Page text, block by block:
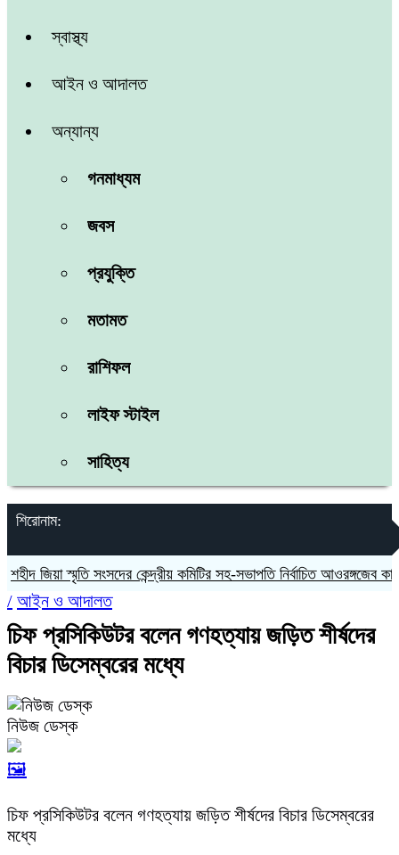
স্বাস্থ্য
আইন ও আদালত
অন্যান্য
গনমাধ্যম
জবস
প্রযুক্তি
মতামত
রাশিফল
লাইফ স্টাইল
সাহিত্য
শিরোনাম:
জিয়া স্মৃতি সংসদের কেন্দ্রীয় কমিটির সহ-সভাপতি নির্বাচিত আওরঙ্গজেব কামাল
/ আইন ও আদালত
চিফ প্রসিকিউটর বলেন গণহত্যায় জড়িত শীর্ষদের
বিচার ডিসেম্বরের মধ্যে
নিউজ ডেস্ক
🖼️
চিফ প্রসিকিউটর বলেন গণহত্যায় জড়িত শীর্ষদের বিচার ডিসেম্বরের
মধ্যে